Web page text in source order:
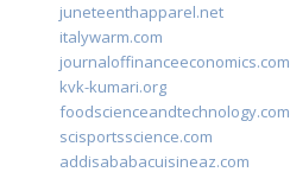
juneteenthapparel.net
italywarm.com
journaloffinanceeconomics.com
kvk-kumari.org
foodscienceandtechnology.com
scisportsscience.com
addisababacuisineaz.com